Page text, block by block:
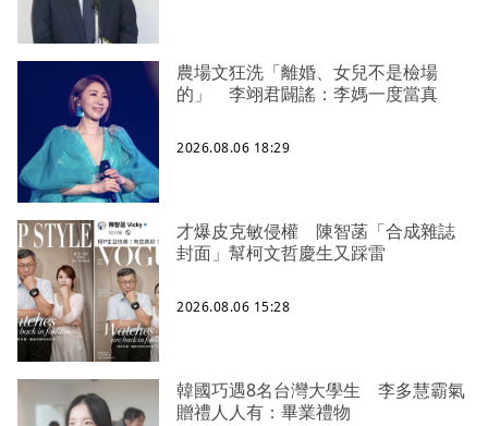
農場文狂洗「離婚、女兒不是檢場
的」 李翊君闢謠：李媽一度當真
2026.08.06 18:29
才爆皮克敏侵權 陳智菡「合成雜誌
封面」幫柯文哲慶生又踩雷
2026.08.06 15:28
韓國巧遇8名台灣大學生 李多慧霸氣
贈禮人人有：畢業禮物